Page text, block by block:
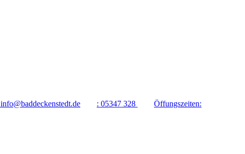
info@baddeckenstedt.de : 05347 328
Öffungszeiten: